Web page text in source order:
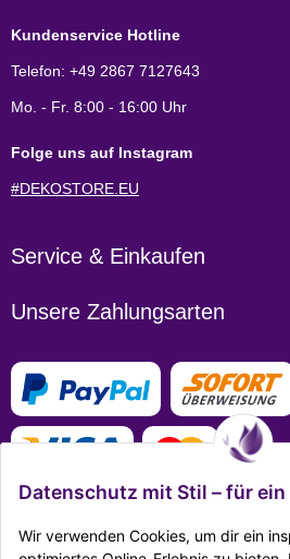
Kundenservice Hotline
Telefon: +49 2867 7127643
Mo. - Fr. 8:00 - 16:00 Uhr
Folge uns auf Instagram
#DEKOSTORE.EU
Service & Einkaufen
Unsere Zahlungsarten
Datenschutz mit Stil – für
Wir verwenden Cookies, um dir ein